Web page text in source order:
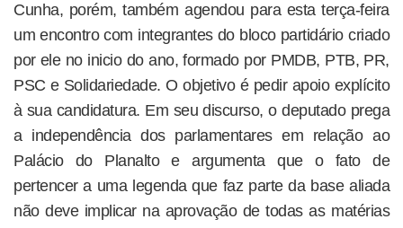
Cunha, porém, também agendou para esta terça-feira
um encontro com integrantes do bloco partidário criado
por ele no inicio do ano, formado por PMDB, PTB, PR,
PSC e Solidariedade. O objetivo é pedir apoio explícito
à sua candidatura. Em seu discurso, o deputado prega
a independência dos parlamentares em relação ao
Palácio do Planalto e argumenta que o fato de
pertencer a uma legenda que faz parte da base aliada
não deve implicar na aprovação de todas as matérias